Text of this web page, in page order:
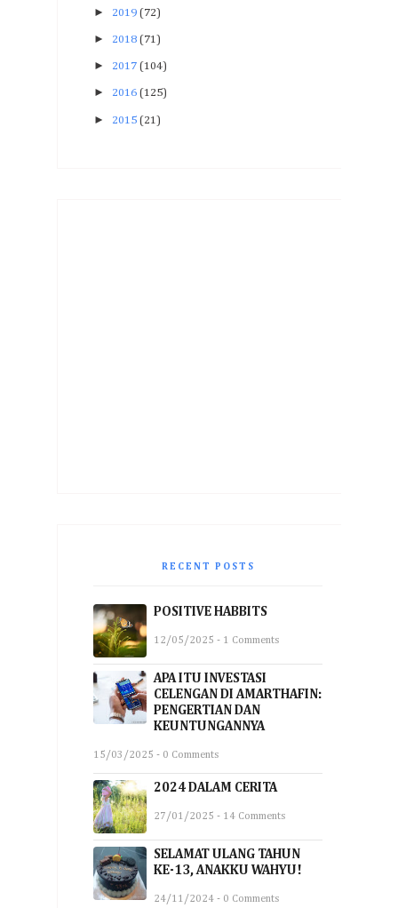
► 2019 (72)
► 2018 (71)
► 2017 (104)
► 2016 (125)
► 2015 (21)
RECENT POSTS
POSITIVE HABBITS
12/05/2025 - 1 Comments
APA ITU INVESTASI
CELENGAN DI AMARTHAFIN:
PENGERTIAN DAN
KEUNTUNGANNYA
15/03/2025 - 0 Comments
2024 DALAM CERITA
27/01/2025 - 14 Comments
SELAMAT ULANG TAHUN
KE-13, ANAKKU WAHYU!
24/11/2024 - 0 Comments